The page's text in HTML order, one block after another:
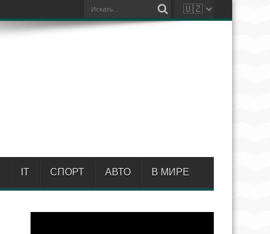
IT СПОРТ АВТО В МИРЕ